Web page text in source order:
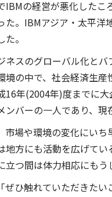
IBMの経営が悪化した
た。IBMアジア・太平
。
ネスのグローバル化と
境の中で、社会経済生
16年(2004年)度までに
バーの一人であり、現
市場や環境の変化にい
地方にも活動を広げて
つ間は体力相応にもう
ぜひ触れていただきた